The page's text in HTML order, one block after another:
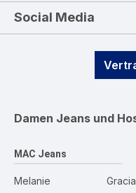
Social Media
Damen Jeans und
MAC Jeans
Melanie
Gracia